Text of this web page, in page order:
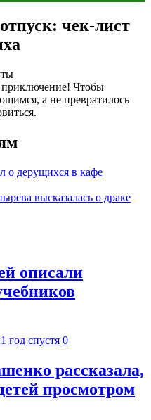
чек-лист
приключение! Чтобы
а не превратилось
о дерущихся в кафе
высказалась о драке
описали
1 год спустя 0
рассказала,
просмотром